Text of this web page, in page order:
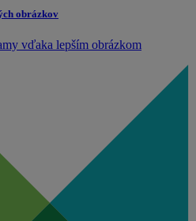
obrázkov
vďaka lepším obrázkom